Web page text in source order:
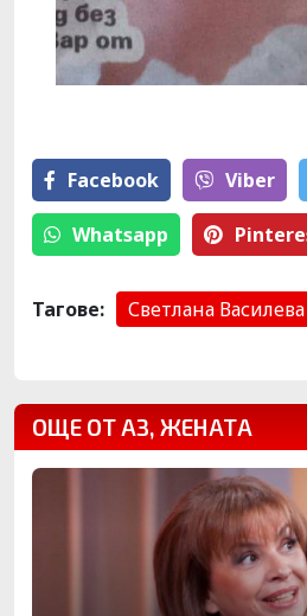
Facebook Viber
Whatsapp
Тагове: Светлана Василева
ОЩЕ ОТ АЗ, ЖЕНАТА